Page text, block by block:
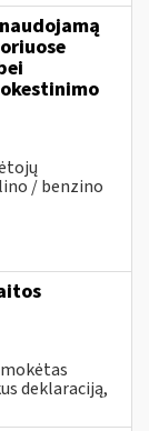
/ benzino
deklaraciją,